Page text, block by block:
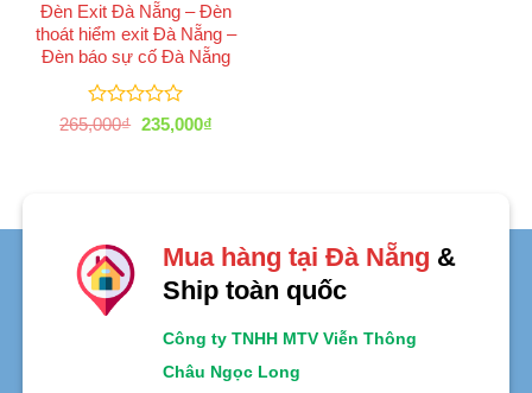
Đèn Exit Đà Nẵng – Đèn
thoát hiểm exit Đà Nẵng –
Đèn báo sự cố Đà Nẵng
Được
xếp
265,000₫ Giá
235,000₫Giá
Mua hàng tại Đà Nẵng &
Ship toàn quốc
Công ty TNHH MTV Viễn Thông
Châu Ngọc Long